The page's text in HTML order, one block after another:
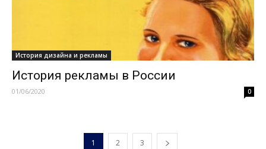
История дизайна и рекламы
История рекламы в России
01/06/2020 0
1 2 3